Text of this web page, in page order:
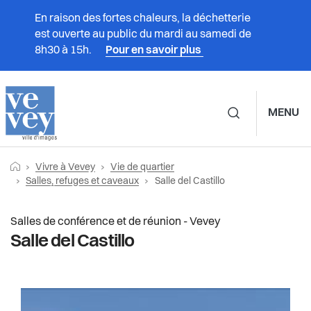
En raison des fortes chaleurs, la déchetterie
est ouverte au public du mardi au samedi de
8h30 à 15h.
Pour en savoir plus
MENU
Prestations
Vivre à Vevey
Culture
Durabilité et énergie
Vie de quartier
Boite d'échange de quartier
Administration
Vie politique
Fil
d'Ariane
Retourner vers la page d'accueil
Vivre à Vevey
Vie de quartier
Salles, refuges et caveaux
Page actuelle:
Salle del Castillo
Salles de conférence et de réunion - Vevey
Salle del Castillo